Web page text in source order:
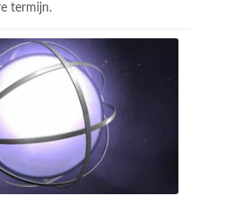
termijn.